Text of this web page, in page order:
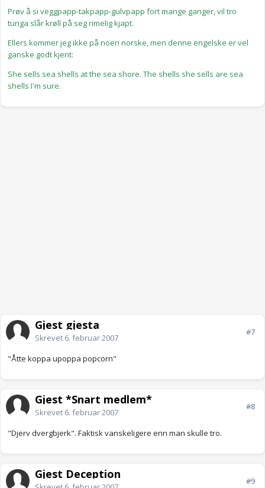
Prøv å si veggpapp-takpapp-gulvpapp fort mange ganger, vil tro
tunga slår krøll på seg rimelig kjapt.
Ellers kommer jeg ikke på noen norske, men denne engelske er vel
ganske godt kjent:
She sells sea shells at the sea shore. The shells she sells are sea
shells I'm sure.
Gjest gjesta
Skrevet 6. februar 2007
#7
"Åtte koppa upoppa popcorn"
Gjest *Snart medlem*
Skrevet 6. februar 2007
#8
"Djerv dvergbjerk". Faktisk vanskeligere enn man skulle tro.
Gjest Deception #9